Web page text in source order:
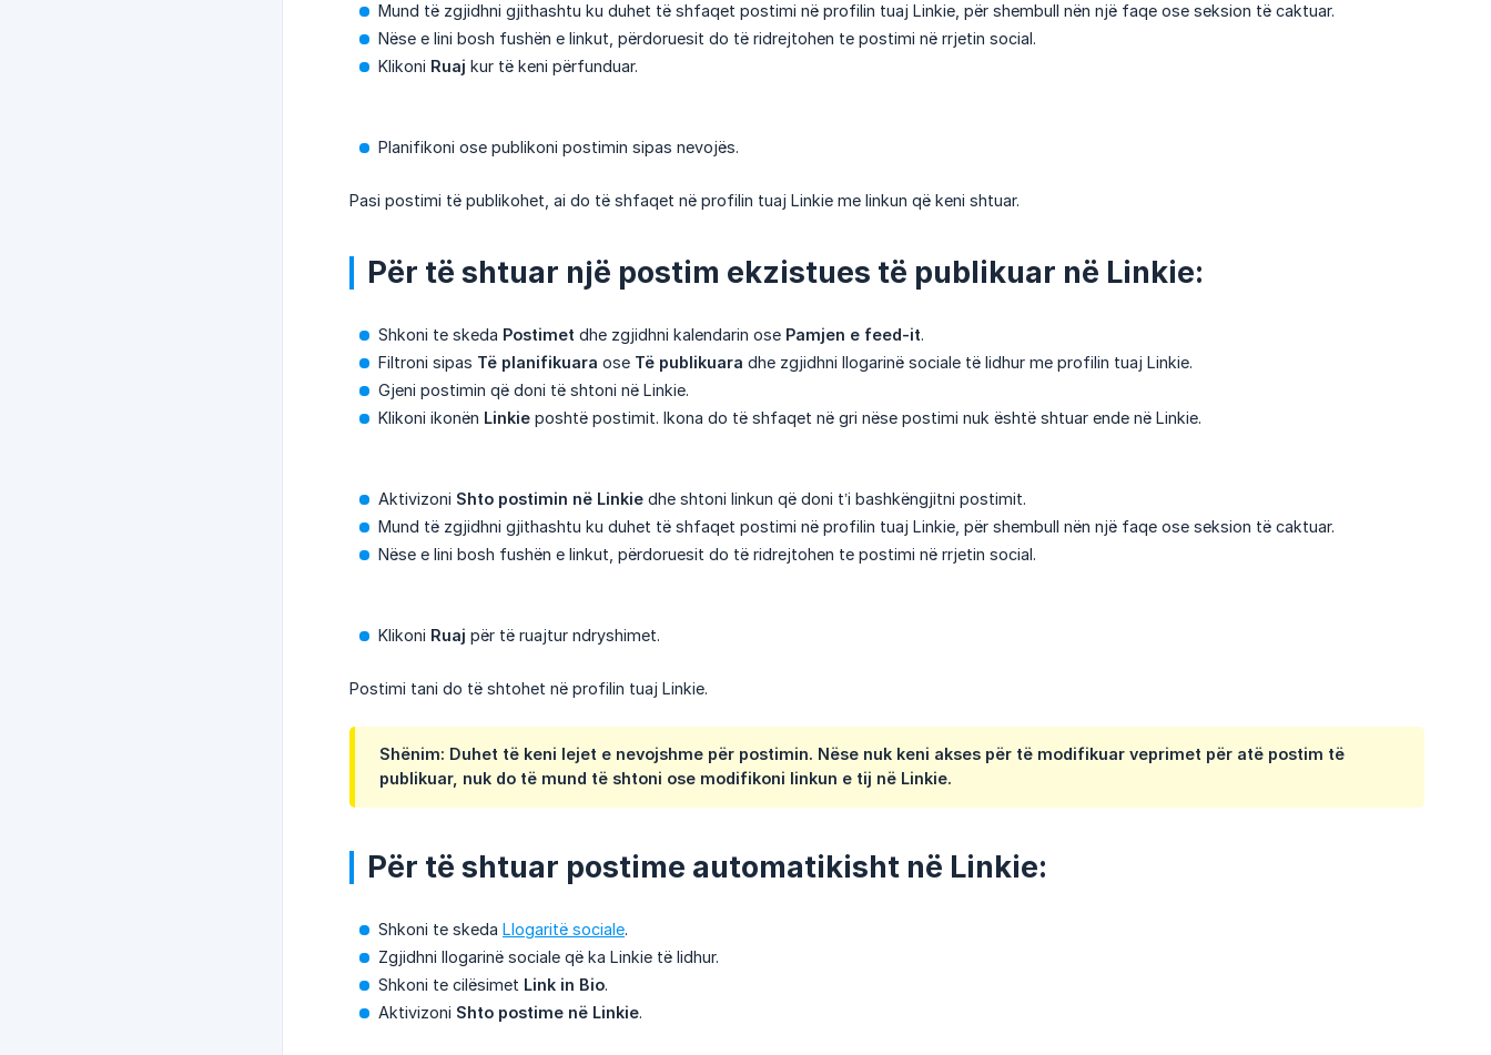
Mund të zgjidhni gjithashtu ku duhet të shfaqet postimi në profilin tuaj Linkie, për shembull nën një faqe ose seksion të caktuar.
Nëse e lini bosh fushën e linkut, përdoruesit do të ridrejtohen te postimi në rrjetin social.
Klikoni Ruaj kur të keni përfunduar.
Planifikoni ose publikoni postimin sipas nevojës.
Pasi postimi të publikohet, ai do të shfaqet në profilin tuaj Linkie me linkun që keni shtuar.
Për të shtuar një postim ekzistues të publikuar në Linkie:
Shkoni te skeda Postimet dhe zgjidhni kalendarin ose Pamjen e feed-it.
Filtroni sipas Të planifikuara ose Të publikuara dhe zgjidhni llogarinë sociale të lidhur me profilin tuaj Linkie.
Gjeni postimin që doni të shtoni në Linkie.
Klikoni ikonën Linkie poshtë postimit. Ikona do të shfaqet në gri nëse postimi nuk është shtuar ende në Linkie.
Aktivizoni Shto postimin në Linkie dhe shtoni linkun që doni t’i bashkëngjitni postimit.
Mund të zgjidhni gjithashtu ku duhet të shfaqet postimi në profilin tuaj Linkie, për shembull nën një faqe ose seksion të caktuar.
Nëse e lini bosh fushën e linkut, përdoruesit do të ridrejtohen te postimi në rrjetin social.
Klikoni Ruaj për të ruajtur ndryshimet.
Postimi tani do të shtohet në profilin tuaj Linkie.
Shënim: Duhet të keni lejet e nevojshme për postimin. Nëse nuk keni akses për të modifikuar veprimet për atë postim të
publikuar, nuk do të mund të shtoni ose modifikoni linkun e tij në Linkie.
Për të shtuar postime automatikisht në Linkie:
Shkoni te skeda Llogaritë sociale.
Zgjidhni llogarinë sociale që ka Linkie të lidhur.
Shkoni te cilësimet Link in Bio.
Aktivizoni Shto postime në Linkie.